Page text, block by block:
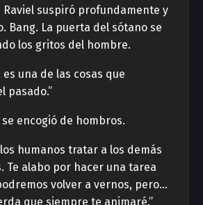
suspiró profundamente y
Bang. La puerta del sótano se
los gritos del hombre.
es una de las cosas que
pasado.”
encogió de hombros.
humanos tratar a los demás
Te alabo por hacer una tarea
volver a vernos, pero…
que siempre te animaré.”